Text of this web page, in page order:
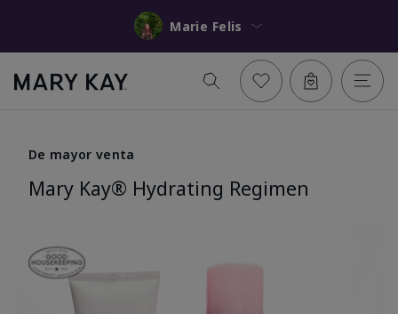
Marie Felis
De mayor venta
Mary Kay® Hydrating Regimen